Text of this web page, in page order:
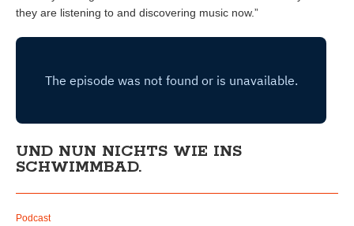
they are listening to and discovering music now.”
UND NUN NICHTS WIE INS
SCHWIMMBAD.
Podcast